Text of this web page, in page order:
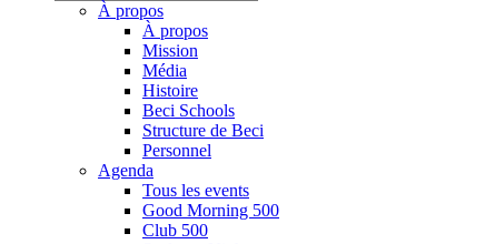
À propos
À propos
Mission
Média
Histoire
Beci Schools
Structure de Beci
Personnel
Agenda
Tous les events
Good Morning 500
Club 500